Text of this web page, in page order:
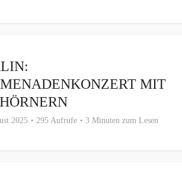
MIT
2025 295 Aufrufe 3 Minuten zum Lesen